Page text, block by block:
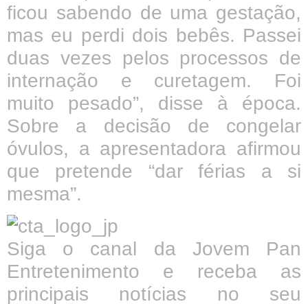
ficou sabendo de uma gestação,
mas eu perdi dois bebês. Passei
duas vezes pelos processos de
internação e curetagem. Foi
muito pesado”, disse à época.
Sobre a decisão de congelar
óvulos, a apresentadora afirmou
que pretende “dar férias a si
mesma”.
Siga o canal da Jovem Pan
Entretenimento e receba as
principais notícias no seu